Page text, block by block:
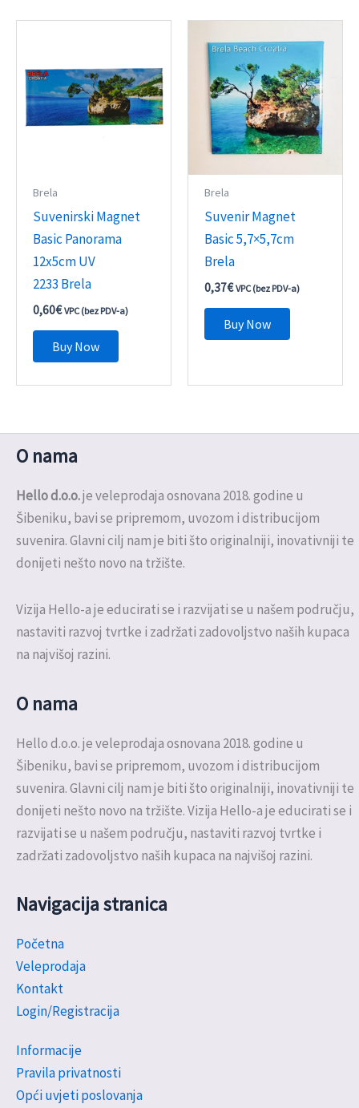
Brela
Suvenirski Magnet
Basic Panorama
12x5cm UV
2233 Brela
0,60€ VPC (bez PDV-a)
Buy Now
Brela
Suvenir Magnet
Basic 5,7×5,7cm
Brela
0,37€ VPC (bez PDV-a)
Buy Now
O nama
Hello d.o.o.je veleprodaja osnovana 2018. godine u
Šibeniku, bavi se pripremom, uvozom i distribucijom
suvenira. Glavni cilj nam je biti što originalniji, inovativniji te
donijeti nešto novo na tržište.
Vizija Hello-a je educirati se i razvijati se u našem području,
nastaviti razvoj tvrtke i zadržati zadovoljstvo naših kupaca
na najvišoj razini.
O nama
Hello d.o.o. je veleprodaja osnovana 2018. godine u
Šibeniku, bavi se pripremom, uvozom i distribucijom
suvenira. Glavni cilj nam je biti što originalniji, inovativniji te
donijeti nešto novo na tržište. Vizija Hello-a je educirati se i
razvijati se u našem području, nastaviti razvoj tvrtke i
zadržati zadovoljstvo naših kupaca na najvišoj razini.
Navigacija stranica
Početna
Veleprodaja
Kontakt
Login/Registracija
Informacije
Pravila privatnosti
Opći uvjeti poslovanja